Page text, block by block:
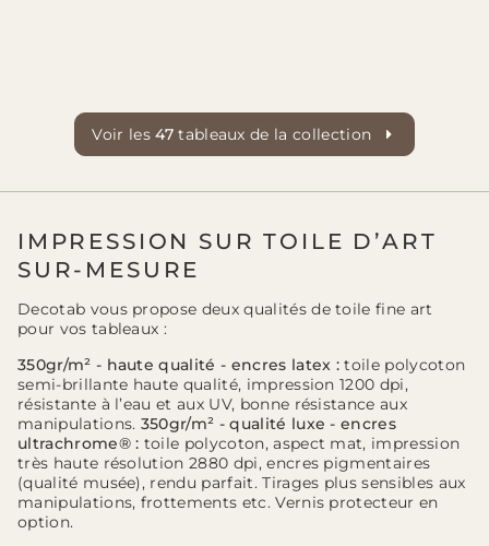
Voir les47tableaux de la collection
IMPRESSION SUR TOILE D’ART
SUR-MESURE
Decotab vous propose deux qualités de toile fine art
pour vos tableaux :
350gr/m² - haute qualité - encres latex : toile polycoton
semi-brillante haute qualité, impression 1200 dpi,
résistante à l’eau et aux UV, bonne résistance aux
manipulations. 350gr/m² - qualité luxe - encres
ultrachrome® : toile polycoton, aspect mat, impression
très haute résolution 2880 dpi, encres pigmentaires
(qualité musée), rendu parfait. Tirages plus sensibles aux
manipulations, frottements etc. Vernis protecteur en
option.